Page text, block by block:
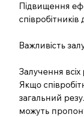
Підвищення
Важливість
Залучення
Якщо
загальний
можуть